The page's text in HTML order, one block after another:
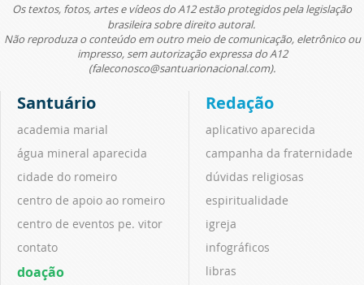
Os textos, fotos, artes e vídeos do A12 estão protegidos pela legislação
brasileira sobre direito autoral.
Não reproduza o conteúdo em outro meio de comunicação, eletrônico ou
impresso, sem autorização expressa do A12
(faleconosco@santuarionacional.com).
Santuário
academia marial
água mineral aparecida
cidade do romeiro
centro de apoio ao romeiro
centro de eventos pe. vitor
contato
doação
Redação
aplicativo aparecida
campanha da fraternidade
dúvidas religiosas
espiritualidade
igreja
infográficos
libras